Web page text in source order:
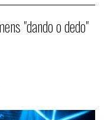
"dando o dedo"